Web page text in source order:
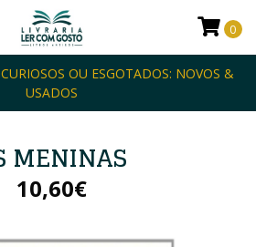
OU ESGOTADOS: NOVOS &
USADOS
0
MENINAS
10,60€